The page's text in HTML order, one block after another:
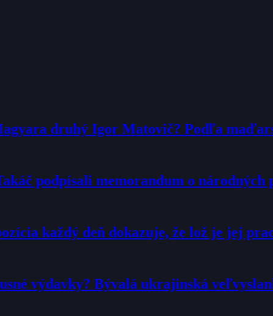
druhý Igor Matovič? Podľa
podpísali memorandum o národných
každý deň dokazuje, že lož je jej
výdavky? Bývalá ukrajinská